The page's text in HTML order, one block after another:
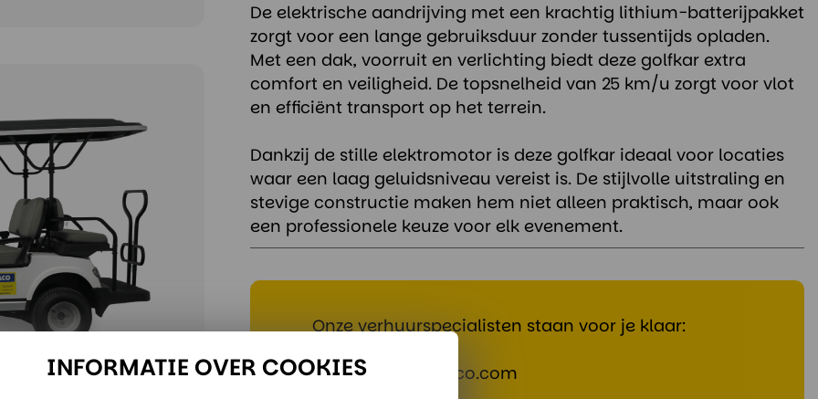
De elektrische aandrijving met een krachtig lithium-batterijpakket
zorgt voor een lange gebruiksduur zonder tussentijds opladen.
Met een dak, voorruit en verlichting biedt deze golfkar extra
comfort en veiligheid. De topsnelheid van 25 km/u zorgt voor vlot
en efficiënt transport op het terrein.
Dankzij de stille elektromotor is deze golfkar ideaal voor locaties
waar een laag geluidsniveau vereist is. De stijlvolle uitstraling en
stevige constructie maken hem niet alleen praktisch, maar ook
een professionele keuze voor elk evenement.
Onze verhuurspecialisten staan voor je klaar:
verhuur@divaco.com
INFORMATIE OVER COOKIES